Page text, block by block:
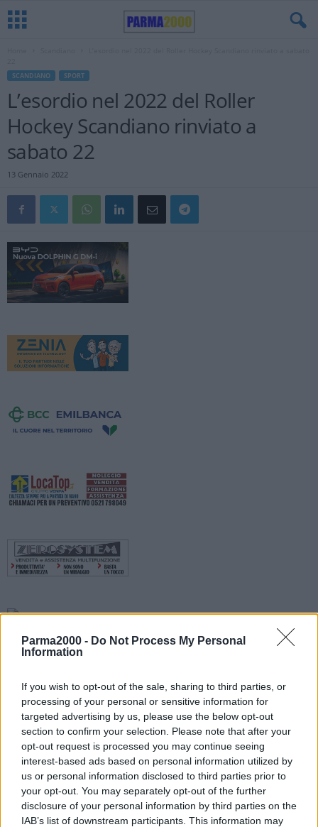
Parma2000 - Do Not Process My Personal
Information
If you wish to opt-out of the sale, sharing to third parties, or
processing of your personal or sensitive information for
targeted advertising by us, please use the below opt-out
section to confirm your selection. Please note that after your
opt-out request is processed you may continue seeing
interest-based ads based on personal information utilized by
us or personal information disclosed to third parties prior to
your opt-out. You may separately opt-out of the further
disclosure of your personal information by third parties on the
IAB’s list of downstream participants. This information may
SCANDIANO SPORT
L’esordio nel 2022 del Roller
Hockey Scandiano rinviato a
sabato 22
13 Gennaio 2022
Hockey Scandiano in programma sabato prossimo in Veneto. I
vicentini hanno comunicato delle positività nel gruppo-squadra e
l’Ufficio Campionati e Gare della Federazione Italiana Sport
Rotellistici ha deciso il rinvio. Nei nuovi protocolli in vigore da
questa settimana è obbligatorio il testing ad ogni settimana con
comunicazione almeno 24 ore prima della gara, e con almeno 3
positività nel gruppo-squadra si rinvia la partita. L’esordio per la
squadra rossoblu avverrà quindi sabato 22 gennaio, in un’altra
trasferta vicentina in casa del Trissino Hockey 05.